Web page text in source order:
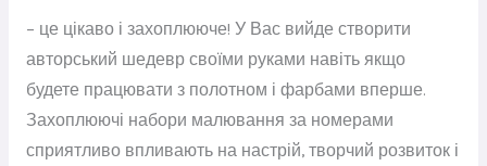
– це цікаво і захоплююче! У Вас вийде створити
авторський шедевр своїми руками навіть якщо
будете працювати з полотном і фарбами вперше.
Захоплюючі набори малювання за номерами
сприятливо впливають на настрій, творчий розвиток і